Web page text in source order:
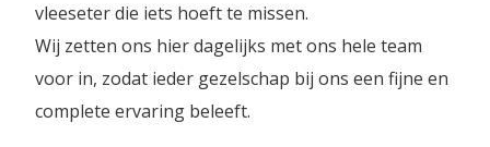
vleeseter die iets hoeft te missen.
Wij zetten ons hier dagelijks met ons hele team
voor in, zodat ieder gezelschap bij ons een fijne en
complete ervaring beleeft.